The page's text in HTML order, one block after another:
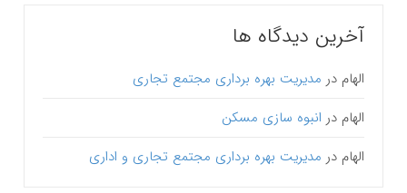
آخرین دیدگاه ها
الهام در مدیریت بهره برداری مجتمع تجاری
الهام در انبوه سازی مسکن
الهام در مدیریت بهره برداری مجتمع تجاری و اداری